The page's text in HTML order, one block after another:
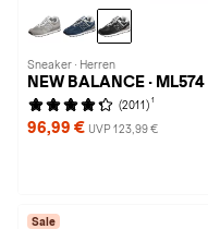
Sneaker · Herren
NEW BALANCE · ML574
(2011) 1
96,99 € UVP 123,99 €
Sale